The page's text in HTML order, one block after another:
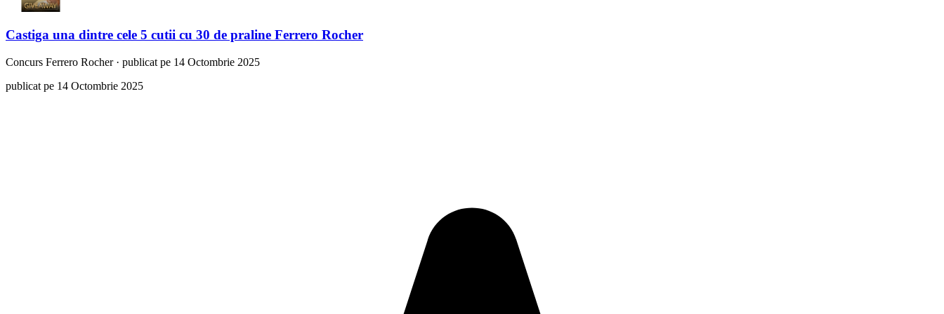
Castiga una dintre cele 5 cutii cu 30 de praline Ferrero Rocher
Concurs Ferrero Rocher· publicat pe 14 Octombrie 2025
publicat pe 14 Octombrie 2025